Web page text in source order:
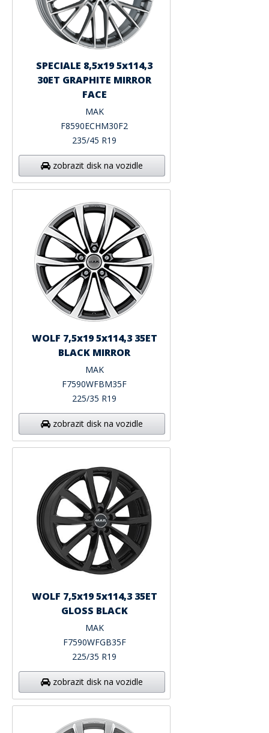
SPECIALE 8,5x19 5x114,3
30ET GRAPHITE MIRROR
FACE
MAK
F8590ECHM30F2
235/45 R19
zobrazit disk na vozidle
WOLF 7,5x19 5x114,3 35ET
BLACK MIRROR
MAK
F7590WFBM35F
225/35 R19
zobrazit disk na vozidle
WOLF 7,5x19 5x114,3 35ET
GLOSS BLACK
MAK
F7590WFGB35F
225/35 R19
zobrazit disk na vozidle